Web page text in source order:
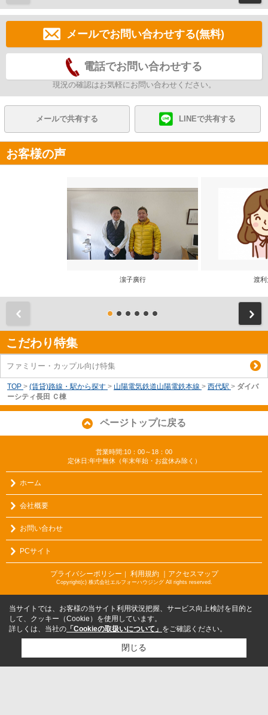
メールでお問い合わせする(無料)
電話でお問い合わせする
現況の確認はお気軽にお問い合わせください。
メールで共有する LINEで共有する
お客様の声
濵子廣行 渡利
こだわり特集
ファミリー・カップル向け特集
TOP > (賃貸)路線・駅から探す > 山陽電気鉄道山陽電鉄本線 > 西代駅 > ダイバ
ーシティ長田 Ｃ棟
ページトップに戻る
営業時間:10：00～18：00
定休日:年中無休（年末年始・お盆休み除く）
ホーム
会社概要
お問い合わせ
PCサイト
プライバシーポリシー 利用規約 ｜アクセスマップ
Copyright(c) 株式会社エルフォーハウジング All rights reserved.
当サイトでは、お客様の当サイト利用状況把握、サービス向上検討を目的と
して、クッキー（Cookie）を使用しています。
詳しくは、当社の 「Cookieの取扱いについて」 をご確認ください。
閉じる